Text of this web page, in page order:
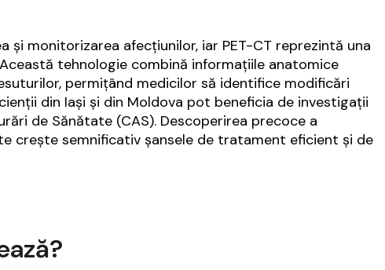
monitorizarea afecțiunilor, iar PET-CT reprezintă una
tehnologie combină informațiile anatomice
permițând medicilor să identifice modificări
din Iași și din Moldova pot beneficia de investigații
de Sănătate (CAS). Descoperirea precoce a
crește semnificativ șansele de tratament eficient și de